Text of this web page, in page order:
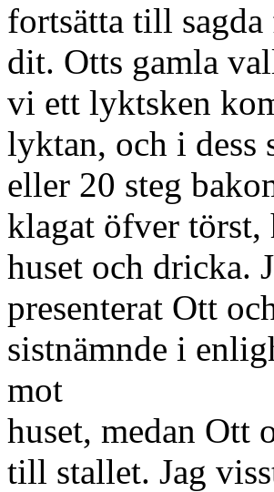
fortsätta till
dit. Otts gamla
vi ett lyktsken
lyktan, och i dess
eller 20 steg
klagat öfver törst,
huset och dricka.
presenterat Ott
sistnämnde i
mot
huset, medan Ott
till stallet. Jag